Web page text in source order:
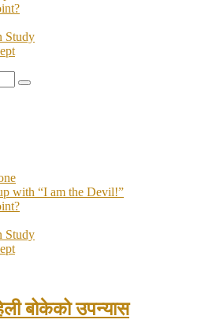
Study
Search
with “I am the Devil!”
Study
बोकेको उपन्यास